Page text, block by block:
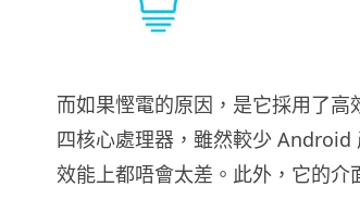
而如果慳電的原因，是它採用了
四核心處理器，雖然較少 Android
效能上都唔會太差。此外，它的